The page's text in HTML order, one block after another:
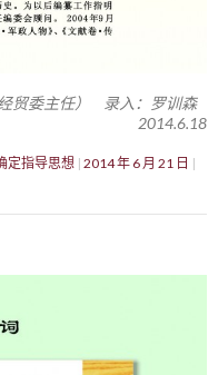
贸委主任） 录入：罗训森
2014.6.18
定指导思想 2014 年 6 月 21 日